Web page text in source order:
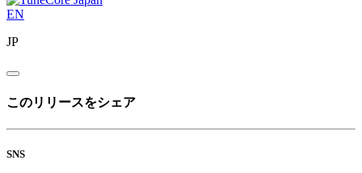
EN
JP
このリリースをシェア
SNS